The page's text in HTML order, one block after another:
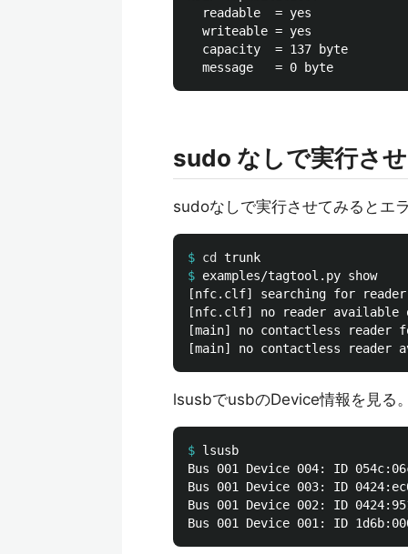
  readable  = yes
  writeable = yes
  capacity  = 137 byte
sudo なしで実行さ
sudoなしで実行させてみるとエ
$ cd
$
[nfc.clf] searching for reader
[nfc.clf] no reader available
[main] no contactless reader
lsusbでusbのDevice情報を見る
$
Bus 001 Device 004: ID
Bus 001 Device 003: ID
Bus 001 Device 002: ID